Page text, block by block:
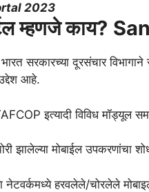
2023
म्हणजे काय?
सरकारच्या दूरसंचार
आहे.
इत्यादी विविध मॉड्यूल
झालेल्या मोबाईल उपकरणांचा
नेटवर्कमध्ये हरवलेले/चोरलेले